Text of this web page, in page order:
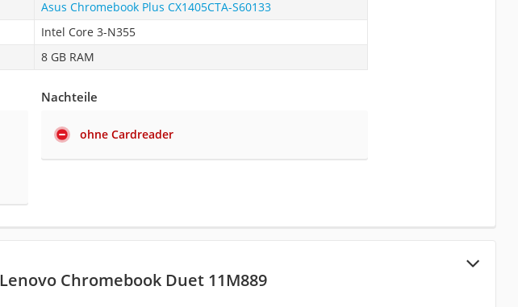
Asus Chromebook Plus CX1405CTA-S60133
Intel Core 3-N355
8 GB RAM
Nachteile
ohne Cardreader
Lenovo Chromebook Duet 11M889